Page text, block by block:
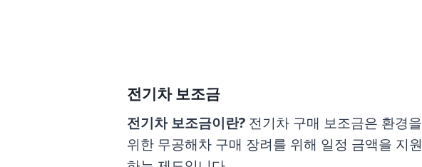
전기차 보조금
전기차 보조금이란?전기차 구매 보조금은 환경을
위한 무공해차 구매 장려를 위해 일정 금액을 지원